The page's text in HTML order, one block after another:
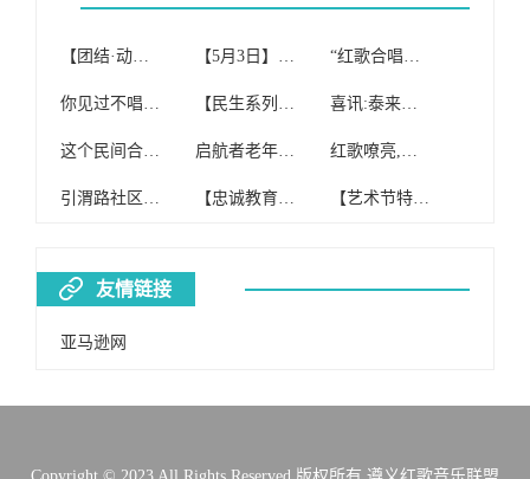
【团结·动态】团结社区红歌合唱团参加我旗“初心不改穿沙志 先锋引领赶超时”榜样的力量分享会 【5月3日】启航者老年红歌合唱团(纯公益合唱团)开课啦! “红歌合唱团”免费开班啦!!!
你见过不唱红歌的合唱团吗 【民生系列报道四】额尔格图镇妇联组织红歌合唱团到敬老院慰问演出 喜讯:泰来县红歌合唱团喜获合唱比赛银奖!
这个民间合唱团 坚持15年唱红歌 启航者老年红歌合唱团(纯公益合唱团) 红歌嘹亮,我心向党——翠竹合唱团在罗湖区红歌合唱大赛中获一等奖
引渭路社区合唱团歌唱红歌缅怀主席 【忠诚教育】#投票#第二师系统红歌合唱比赛“网上投票评选”开始啦! 【艺术节特辑】红歌合唱比赛
友情链接
亚马逊网